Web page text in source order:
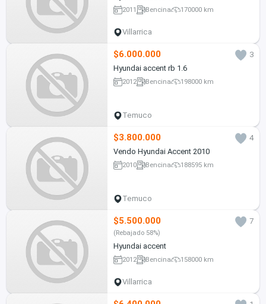
2011 Bencina 170000 km
Villarrica
$6.000.000
3
Hyundai accent rb 1.6
2012 Bencina 198000 km
Temuco
$3.800.000
4
Vendo Hyundai Accent 2010
2010 Bencina 188595 km
Temuco
$5.500.000 7
(Rebajado 58%)
Hyundai accent
2012 Bencina 158000 km
Villarrica